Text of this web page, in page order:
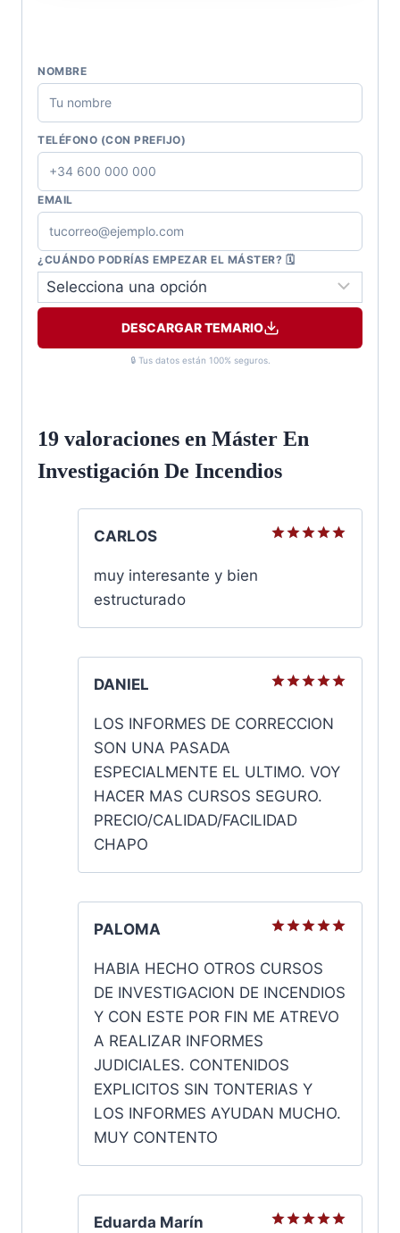
NOMBRE
TELÉFONO (CON PREFIJO)
EMAIL
¿CUÁNDO PODRÍAS EMPEZAR EL MÁSTER? 🗓️
DESCARGAR TEMARIO
🔒 Tus datos están 100% seguros.
19 valoraciones en Máster En
Investigación De Incendios
CARLOS
muy interesante y bien
estructurado
DANIEL
con5de
5
LOS INFORMES DE CORRECCION
SON UNA PASADA
ESPECIALMENTE EL ULTIMO. VOY
HACER MAS CURSOS SEGURO.
PRECIO/CALIDAD/FACILIDAD
CHAPO
PALOMA
con5de
5
HABIA HECHO OTROS CURSOS
DE INVESTIGACION DE INCENDIOS
Y CON ESTE POR FIN ME ATREVO
A REALIZAR INFORMES
JUDICIALES. CONTENIDOS
EXPLICITOS SIN TONTERIAS Y
LOS INFORMES AYUDAN MUCHO.
MUY CONTENTO
Eduarda Marín